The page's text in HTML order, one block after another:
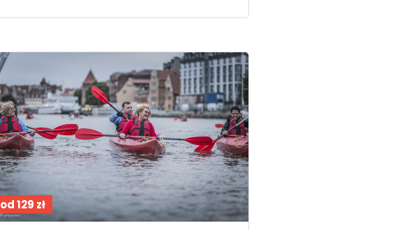
od 129 zł